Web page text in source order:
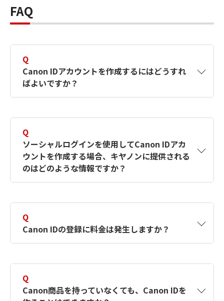
FAQ
Q
Canon IDアカウントを作成するにはどうすれ
ばよいですか？
す。詳しい作成方法は【カメラ】Canon IDとは
何ですか？Canon IDの作成方法は？をご確認く
ださい。
Q
ソーシャルログインを使用してCanon IDアカ
ウントを作成する場合、キヤノンに提供される
のはどのような情報ですか？
択したサービスから取得します。アカウントを
簡単に作成できるように、この情報を使用して
Canon IDの登録フォームを入力します。
Q
Canon IDの登録に料金は発生しますか？
Q
Canon商品を持っていなくても、Canon IDを